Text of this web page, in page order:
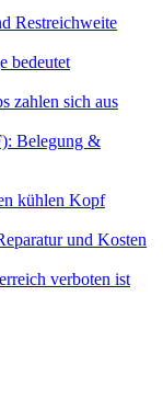
Restreichweite
bedeutet
zahlen sich aus
Belegung &
kühlen Kopf
und Kosten
verboten ist